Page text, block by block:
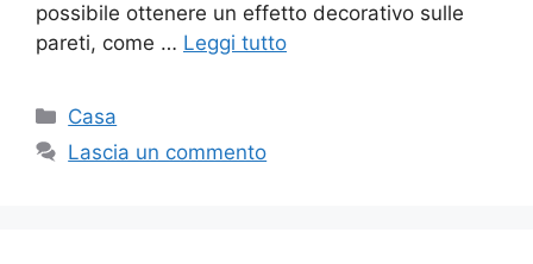
possibile ottenere un effetto decorativo sulle
pareti, come … Leggi tutto
Categorie
Casa
Lascia un commento